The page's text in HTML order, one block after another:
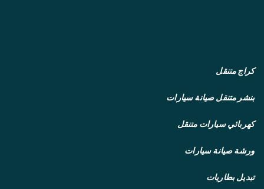
كراج متنقل
بنشر متنقلصيانة سيارات
كهربائي سيارات متنقل
ورشة صيانة سيارات
تبديل بطاريات